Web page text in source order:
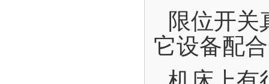
限位开关
它设备配